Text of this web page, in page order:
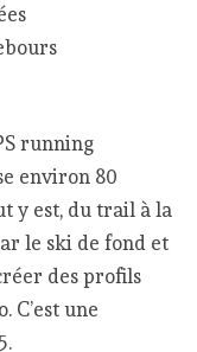
running
environ 80
y est, du trail à la
le ski de fond et
des profils
C’est une